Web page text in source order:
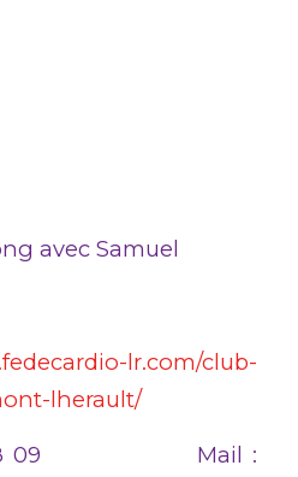
avec Samuel
lr.com/club-
lherault/
48 09 Mail :